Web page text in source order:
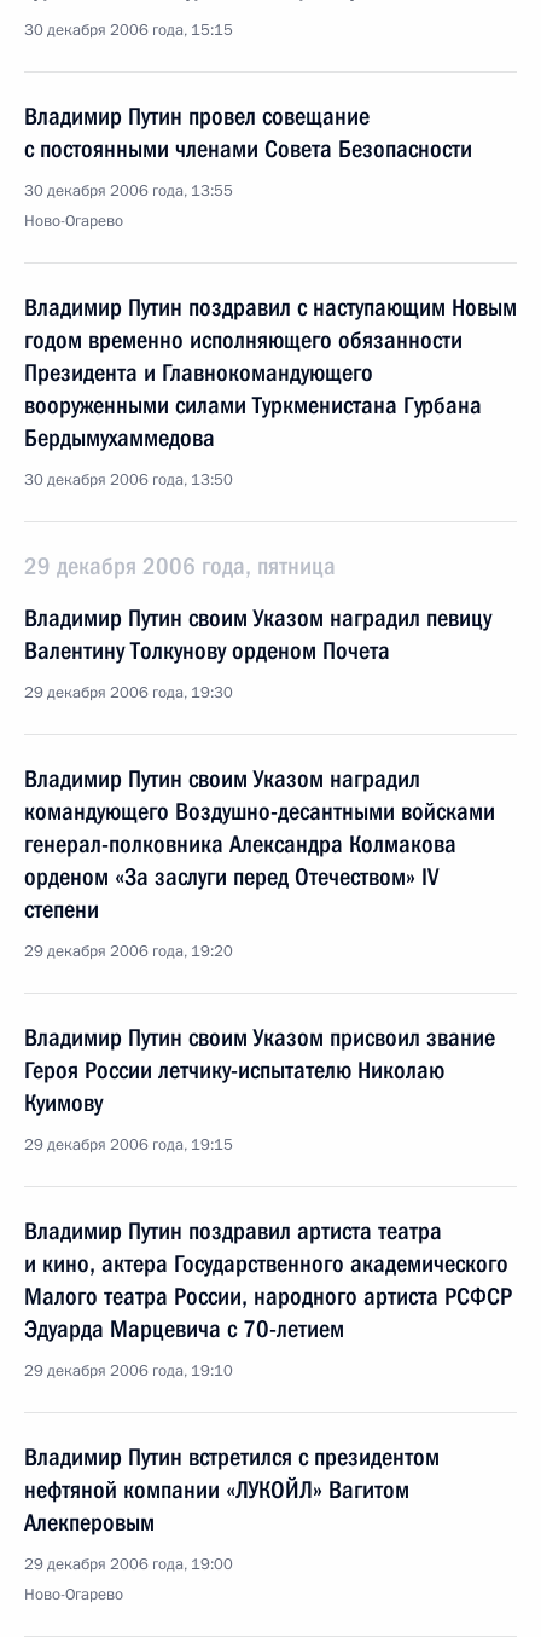
30 декабря 2006 года, 15:15
Владимир Путин провел совещание
с постоянными членами Совета Безопасности
30 декабря 2006 года, 13:55
Ново-Огарево
Владимир Путин поздравил с наступающим Новым
годом временно исполняющего обязанности
Президента и Главнокомандующего
вооруженными силами Туркменистана Гурбана
Бердымухаммедова
30 декабря 2006 года, 13:50
29 декабря 2006 года, пятница
Владимир Путин своим Указом наградил певицу
Валентину Толкунову орденом Почета
29 декабря 2006 года, 19:30
Владимир Путин своим Указом наградил
командующего Воздушно-десантными войсками
генерал-полковника Александра Колмакова
орденом «За заслуги перед Отечеством» IV
степени
29 декабря 2006 года, 19:20
Владимир Путин своим Указом присвоил звание
Героя России летчику-испытателю Николаю
Куимову
29 декабря 2006 года, 19:15
Владимир Путин поздравил артиста театра
и кино, актера Государственного академического
Малого театра России, народного артиста РСФСР
Эдуарда Марцевича с 70-летием
29 декабря 2006 года, 19:10
Владимир Путин встретился с президентом
нефтяной компании «ЛУКОЙЛ» Вагитом
Алекперовым
29 декабря 2006 года, 19:00
Ново-Огарево